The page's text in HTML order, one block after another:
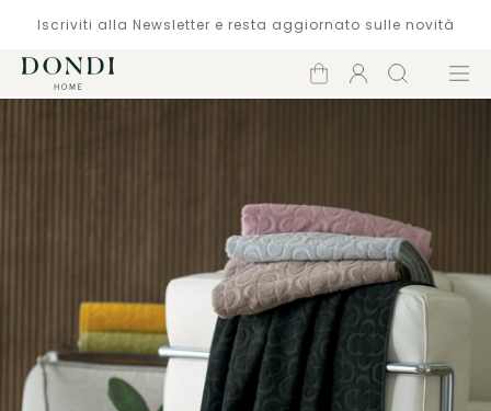
Iscriviti alla Newsletter e resta aggiornato sulle novità
Carrello
Account
Cerca Menù